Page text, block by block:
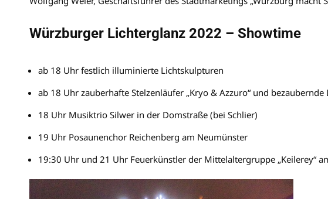
Würzburger Lichterglanz 2022 – Showtime
ab 18 Uhr festlich illuminierte Lichtskulpturen
ab 18 Uhr zauberhafte Stelzenläufer „Kryo & Azzuro“ und bezaubernde
18 Uhr Musiktrio Silwer in der Domstraße (bei Schlier)
19 Uhr Posaunenchor Reichenberg am Neumünster
19:30 Uhr und 21 Uhr Feuerkünstler der Mittelaltergruppe „Keilerey“